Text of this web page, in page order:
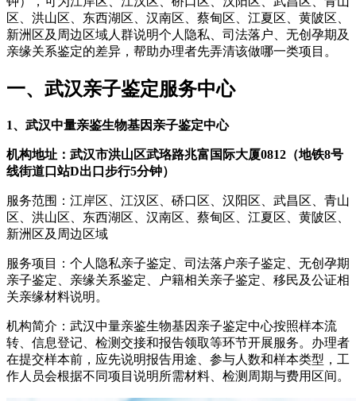
区、洪山区、东西湖区、汉南区、蔡甸区、江夏区、黄陂区、
新洲区及周边区域人群说明个人隐私、司法落户、无创孕期及
亲缘关系鉴定的差异，帮助办理者先弄清该做哪一类项目。
一、武汉亲子鉴定服务中心
1、武汉中量亲鉴生物基因亲子鉴定中心
机构地址：武汉市洪山区武珞路兆富国际大厦0812（地铁8号
线街道口站D出口步行5分钟）
服务范围：江岸区、江汉区、硚口区、汉阳区、武昌区、青山
区、洪山区、东西湖区、汉南区、蔡甸区、江夏区、黄陂区、
新洲区及周边区域
服务项目：个人隐私亲子鉴定、司法落户亲子鉴定、无创孕期
亲子鉴定、亲缘关系鉴定、户籍相关亲子鉴定、移民及公证相
关亲缘材料说明。
机构简介：武汉中量亲鉴生物基因亲子鉴定中心按照样本流
转、信息登记、检测交接和报告领取等环节开展服务。办理者
在提交样本前，应先说明报告用途、参与人数和样本类型，工
作人员会根据不同项目说明所需材料、检测周期与费用区间。